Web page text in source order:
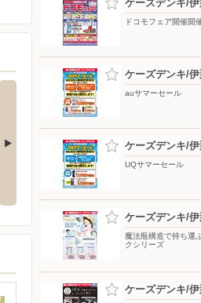
フェア 夏のスマホ＆ネット応援フェア
ケーズデンキ/
ドコモフェア開催開
ケーズデンキ/
auサマーセール
ケーズデンキ/
UQサマーセール
ケーズデンキ/
魔法瓶構造で持ち運
クシリーズ
ケーズデンキ/